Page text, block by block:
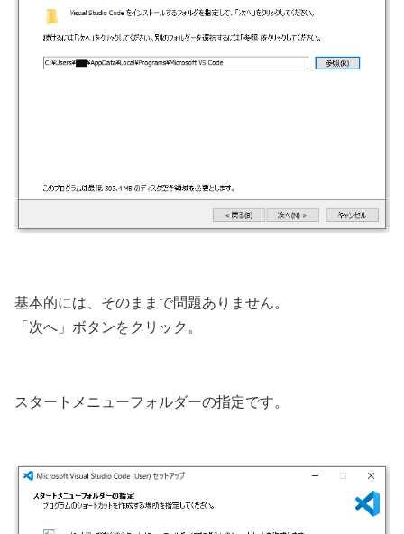
基本的には、そのままで問題ありません。
「次へ」ボタンをクリック。
スタートメニューフォルダーの指定です。